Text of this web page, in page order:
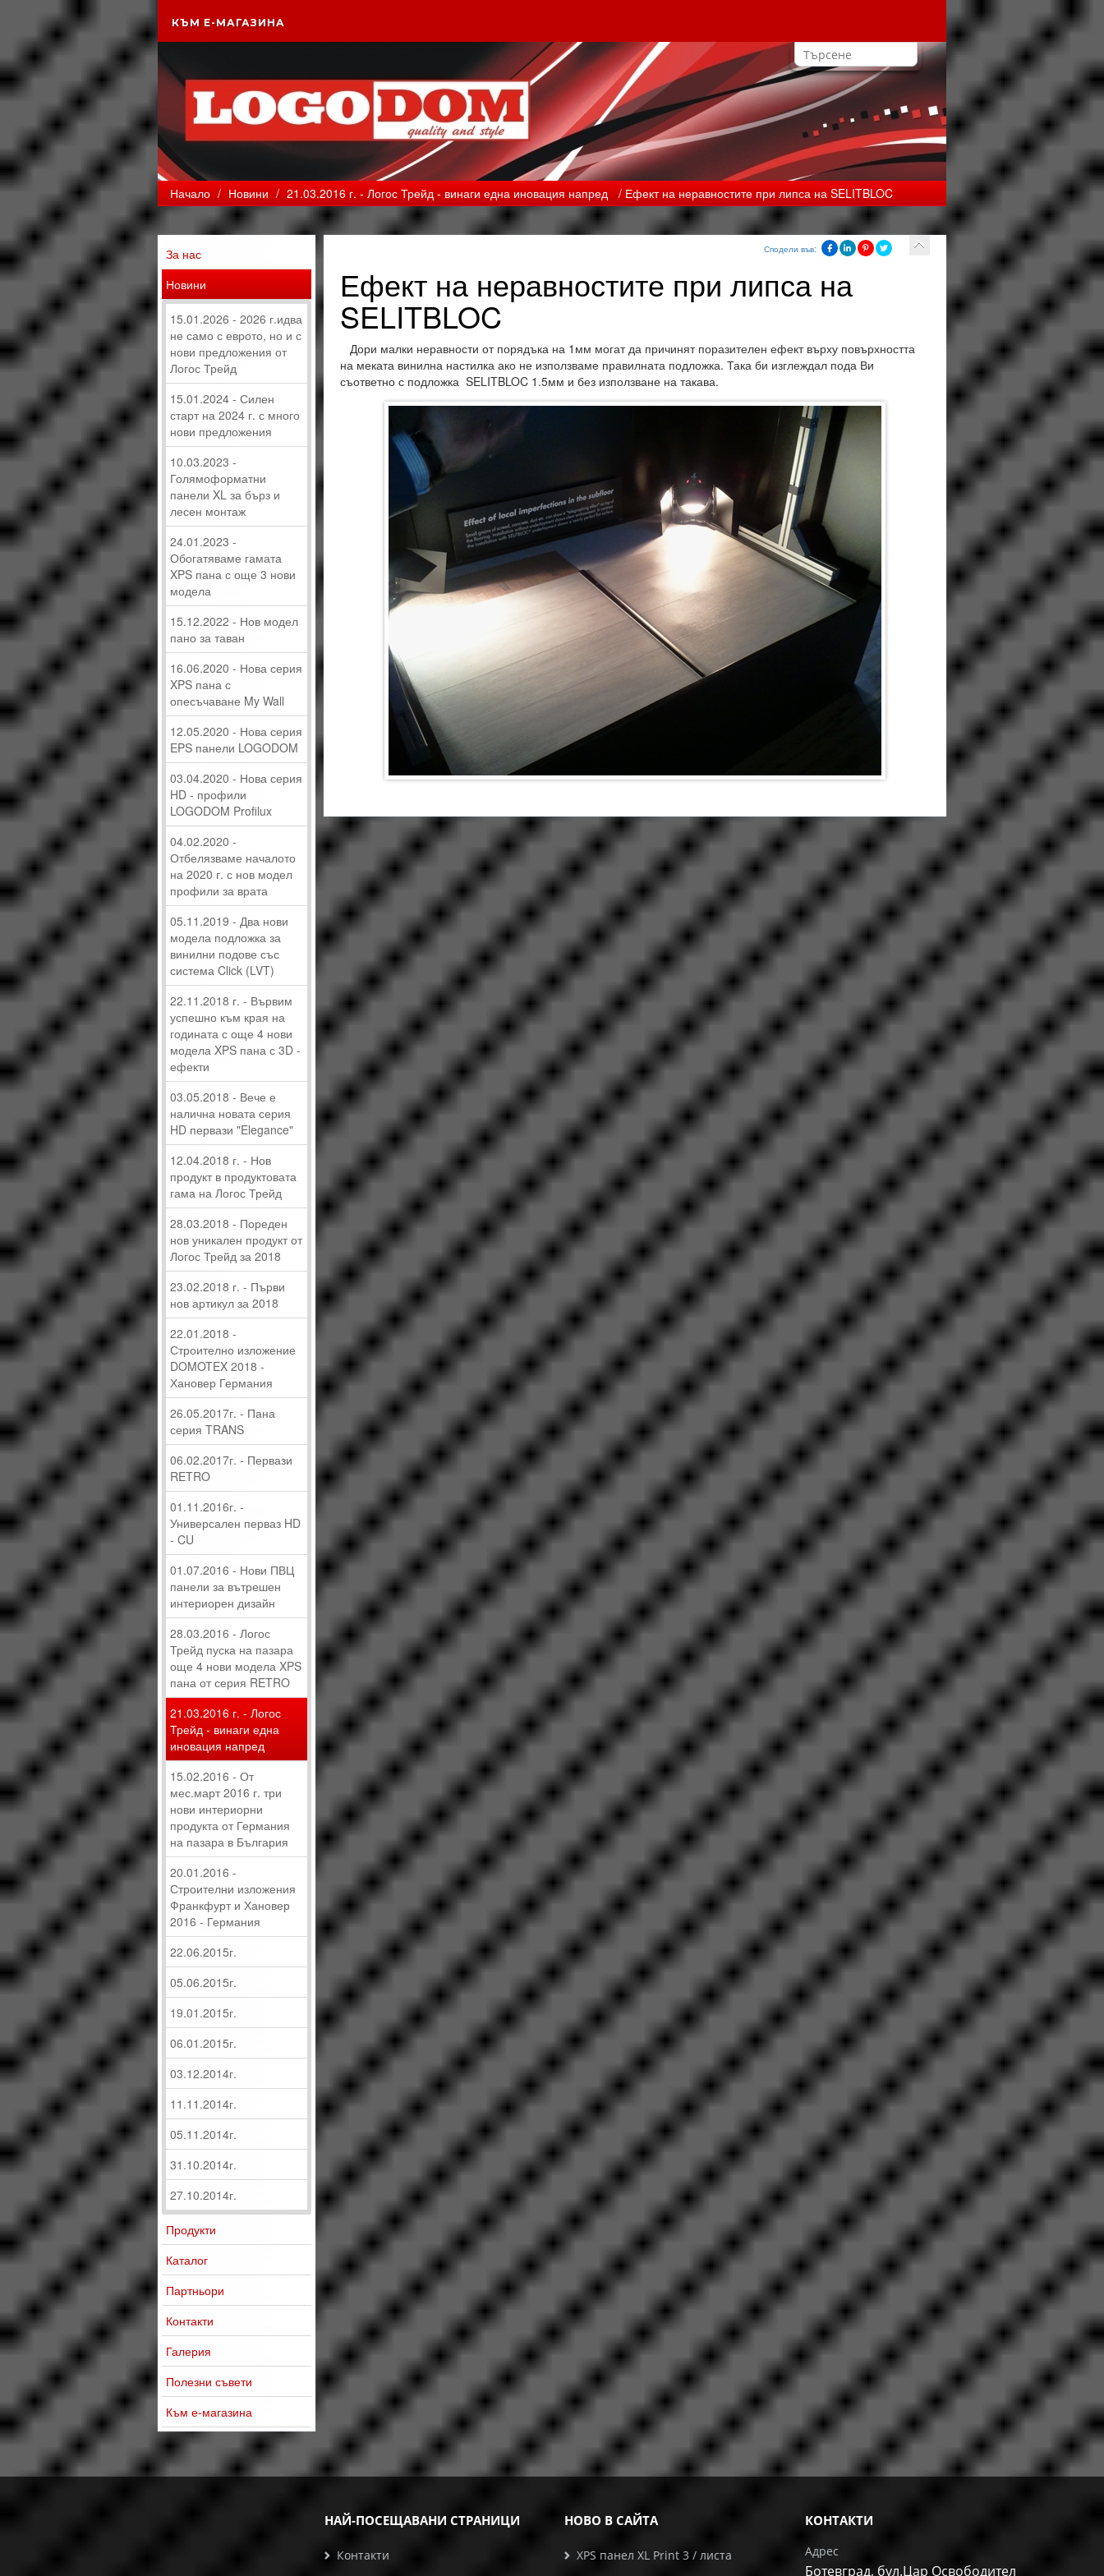
КЪМ Е-МАГАЗИНА
Начало / Новини / 21.03.2016 г. - Логос Трейд - винаги една иновация напред / Ефект на неравностите при липса на SELITBLOC
За нас
Новини
15.01.2026 - 2026 г.идва
не само с еврото, но и с
нови предложения от
Логос Трейд
15.01.2024 - Силен
старт на 2024 г. с много
нови предложения
10.03.2023 -
Голямоформатни
панели XL за бърз и
лесен монтаж
24.01.2023 -
Обогатяваме гамата
XPS пана с още 3 нови
модела
15.12.2022 - Нов модел
пано за таван
16.06.2020 - Нова серия
XPS пана с
опесъчаване My Wall
12.05.2020 - Нова серия
EPS панели LOGODOM
03.04.2020 - Нова серия
HD - профили
LOGODOM Profilux
04.02.2020 -
Отбелязваме началото
на 2020 г. с нов модел
профили за врата
05.11.2019 - Два нови
модела подложка за
винилни подове със
система Click (LVT)
22.11.2018 г. - Вървим
успешно към края на
годината с още 4 нови
модела XPS пана с 3D -
ефекти
03.05.2018 - Вече е
налична новата серия
HD первази "Elegance"
12.04.2018 г. - Нов
продукт в продуктовата
гама на Логос Трейд
28.03.2018 - Пореден
нов уникален продукт от
Логос Трейд за 2018
23.02.2018 г. - Първи
нов артикул за 2018
22.01.2018 -
Строително изложение
DOMOTEX 2018 -
Хановер Германия
26.05.2017г. - Пана
серия TRANS
06.02.2017г. - Первази
RETRO
01.11.2016г. -
Универсален перваз HD
- CU
01.07.2016 - Нови ПВЦ
панели за вътрешен
интериорен дизайн
28.03.2016 - Логос
Трейд пуска на пазара
още 4 нови модела XPS
пана от серия RETRO
21.03.2016 г. - Логос
Трейд - винаги една
иновация напред
15.02.2016 - От
мес.март 2016 г. три
нови интериорни
продукта от Германия
на пазара в България
20.01.2016 -
Строителни изложения
Франкфурт и Хановер
2016 - Германия
22.06.2015г.
05.06.2015г.
19.01.2015г.
06.01.2015г.
03.12.2014г.
11.11.2014г.
05.11.2014г.
31.10.2014г.
27.10.2014г.
Продукти
Каталог
Партньори
Контакти
Галерия
Полезни съвети
Към е-магазина
Сподели във:
Ефект на неравностите при липса на
SELITBLOC
Дори малки неравности от порядъка на 1мм могат да причинят поразителен ефект върху повърхността
на меката винилна настилка ако не използваме правилната подложка. Така би изглеждал пода Ви
съответно с подложка SELITBLOC 1.5мм и без използване на такава.
НАЙ-ПОСЕЩАВАНИ СТРАНИЦИ
Контакти
НОВО В САЙТА
XPS панел XL Print 3 / листа
КОНТАКТИ
Адрес
Ботевград, бул.Цар Освободител